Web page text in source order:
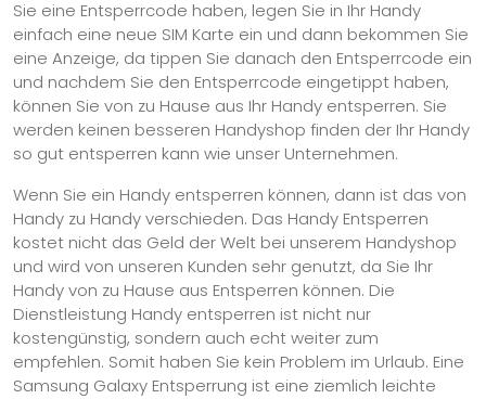
Sie eine Entsperrcode haben, legen Sie in Ihr Handy
einfach eine neue SIM Karte ein und dann bekommen Sie
eine Anzeige, da tippen Sie danach den Entsperrcode ein
und nachdem Sie den Entsperrcode eingetippt haben,
können Sie von zu Hause aus Ihr Handy entsperren. Sie
werden keinen besseren Handyshop finden der Ihr Handy
so gut entsperren kann wie unser Unternehmen.
Wenn Sie ein Handy entsperren können, dann ist das von
Handy zu Handy verschieden. Das Handy Entsperren
kostet nicht das Geld der Welt bei unserem Handyshop
und wird von unseren Kunden sehr genutzt, da Sie Ihr
Handy von zu Hause aus Entsperren können. Die
Dienstleistung Handy entsperren ist nicht nur
kostengünstig, sondern auch echt weiter zum
empfehlen. Somit haben Sie kein Problem im Urlaub. Eine
Samsung Galaxy Entsperrung ist eine ziemlich leichte